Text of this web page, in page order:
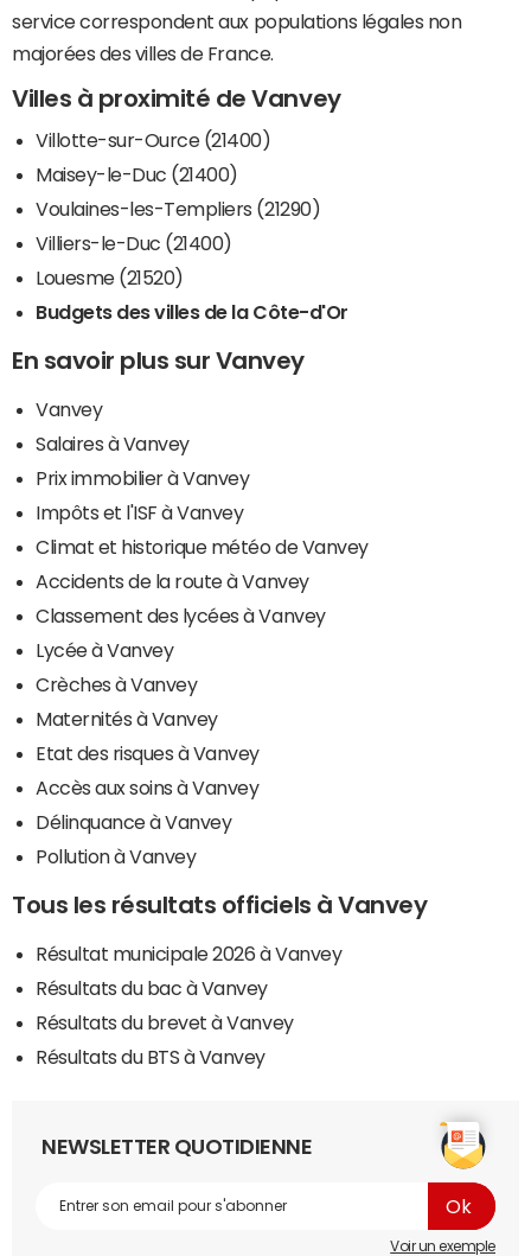
service correspondent aux populations légales non
majorées des villes de France.
Villes à proximité de Vanvey
Villotte-sur-Ource (21400)
Maisey-le-Duc (21400)
Voulaines-les-Templiers (21290)
Villiers-le-Duc (21400)
Louesme (21520)
Budgets des villes de la Côte-d'Or
En savoir plus sur Vanvey
Vanvey
Salaires à Vanvey
Prix immobilier à Vanvey
Impôts et l'ISF à Vanvey
Climat et historique météo de Vanvey
Accidents de la route à Vanvey
Classement des lycées à Vanvey
Lycée à Vanvey
Crèches à Vanvey
Maternités à Vanvey
Etat des risques à Vanvey
Accès aux soins à Vanvey
Délinquance à Vanvey
Pollution à Vanvey
Tous les résultats officiels à Vanvey
Résultat municipale 2026 à Vanvey
Résultats du bac à Vanvey
Résultats du brevet à Vanvey
Résultats du BTS à Vanvey
NEWSLETTER QUOTIDIENNE
Voir un exemple